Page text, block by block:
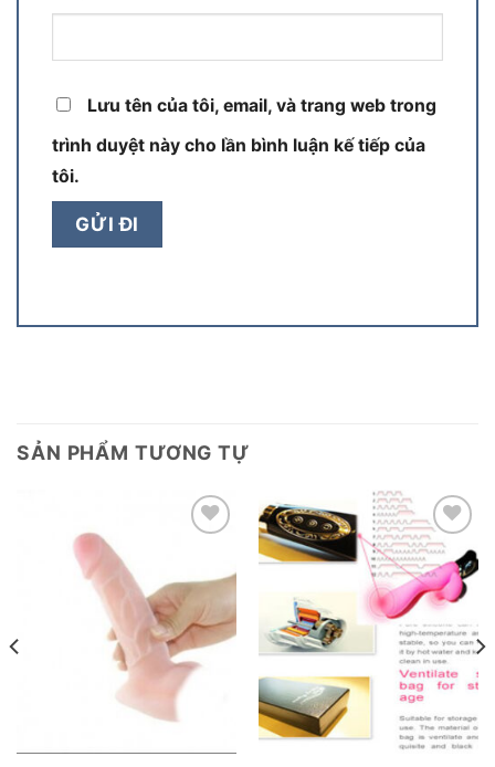
Lưu tên của tôi, email, và trang web trong
trình duyệt này cho lần bình luận kế tiếp của
tôi.
SẢN PHẨM TƯƠNG TỰ
Add to
wishlist
Add to
wishlist